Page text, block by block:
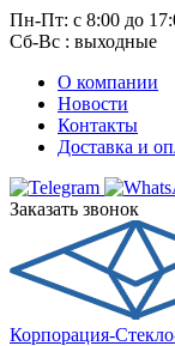
Пн-Пт: с 8:00 до
Сб-Вс : выходные
О компании
Новости
Контакты
Доставка и
Заказать звонок
Корпорация-